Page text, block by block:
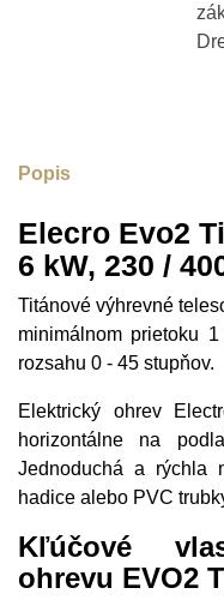
Popis
Elecro Evo2
6 kW, 230 /
Titánové výhrevné
minimálnom prietoku
rozsahu 0 - 45 stupňov.
Elektrický ohrev
horizontálne na
Jednoduchá a rýchla
hadice alebo PVC
Kľúčové
ohrevu EVO2